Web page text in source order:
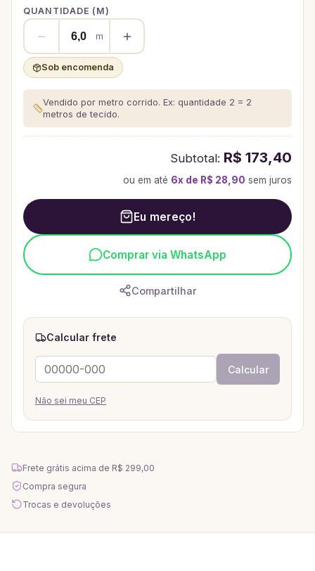
QUANTIDADE ( M)
m
Sob encomenda
Vendido por metro corrido. Ex: quantidade 2 = 2
metros de tecido.
Subtotal: R$ 173,40
ou em até 6x de R$ 28,90 sem juros
Eu mereço!
Comprar via WhatsApp
Compartilhar
Calcular frete
Calcular
Não sei meu CEP
Frete grátis acima de R$ 299,00
Compra segura
Trocas e devoluções